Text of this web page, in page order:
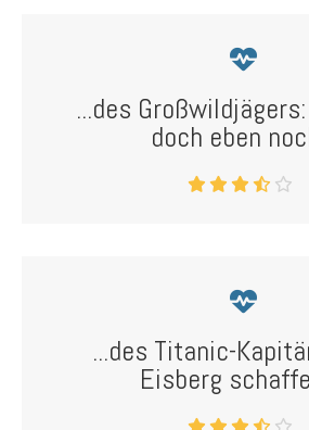
...des
doch eben
...des Titanic-
Eisberg